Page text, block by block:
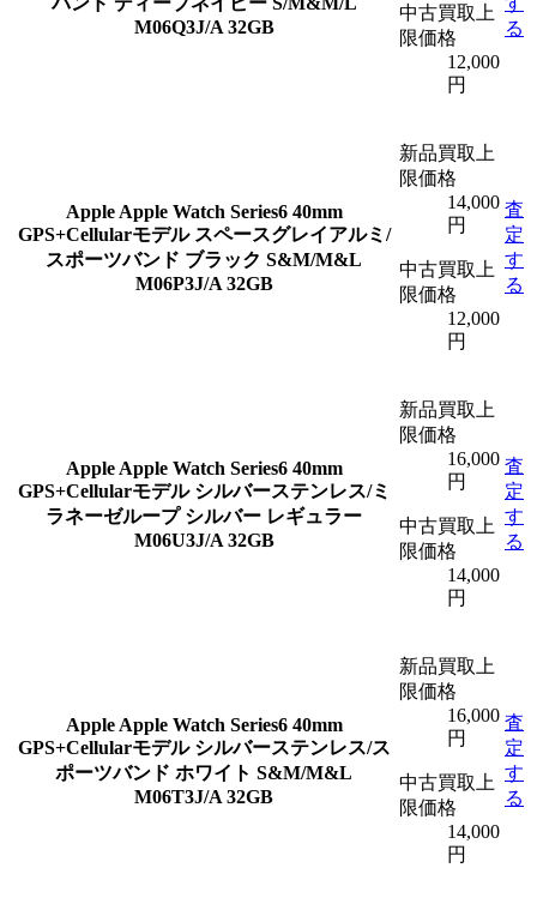
M06Q3J/A 32GB
中古買取上
限価格
12,000
円
る
Apple Apple Watch Series6 40mm
GPS+Cellularモデル スペースグレイアルミ/
スポーツバンド ブラック S&M/M&L
M06P3J/A 32GB
新品買取上
限価格
14,000
円
中古買取上
限価格
12,000
円
査
定
す
る
Apple Apple Watch Series6 40mm
GPS+Cellularモデル シルバーステンレス/ミ
ラネーゼループ シルバー レギュラー
M06U3J/A 32GB
新品買取上
限価格
16,000
円
中古買取上
限価格
14,000
円
査
定
す
る
Apple Apple Watch Series6 40mm
GPS+Cellularモデル シルバーステンレス/ス
ポーツバンド ホワイト S&M/M&L
M06T3J/A 32GB
新品買取上
限価格
16,000
円
中古買取上
限価格
14,000
円
査
定
す
る